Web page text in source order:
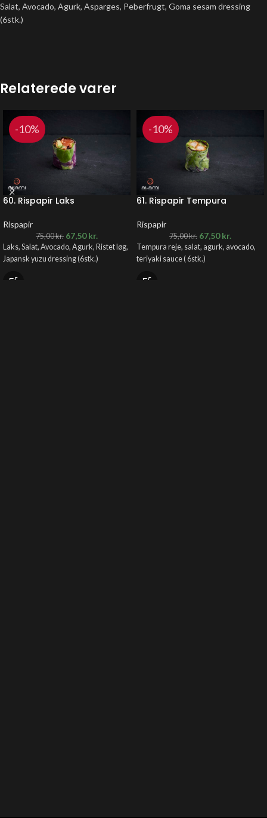
Salat, Avocado, Agurk, Asparges, Peberfrugt, Goma sesam dressing
(6stk.)
Relaterede varer
-10%
60. Rispapir Laks
Rispapir
75,00kr. 67,50kr.
Laks, Salat, Avocado, Agurk, Ristet løg,
Japansk yuzu dressing (6stk.)
-10%
61. Rispapir Tempura
Rispapir
75,00kr. 67,50kr.
Tempura reje, salat, agurk, avocado,
teriyaki sauce ( 6stk.)